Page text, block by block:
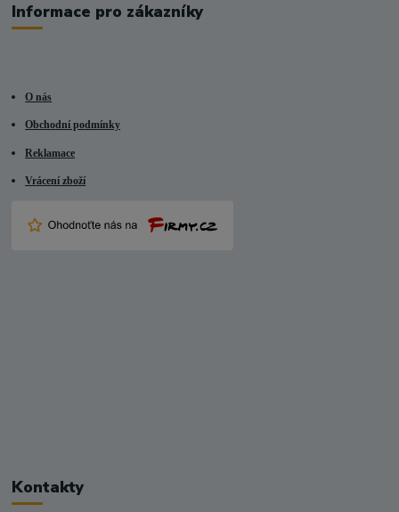
Informace pro zákazníky
O nás
Obchodní podmínky
Reklamace
Vrácení zboží
Kontakty